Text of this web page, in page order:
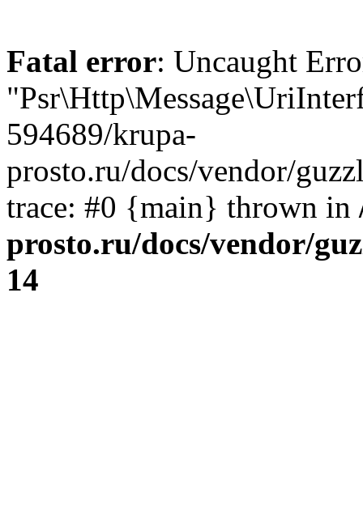
Fatal error: Uncaught
594689/krupa-
prosto.ru/docs/vendor/
trace: #0 {main} thrown in
prosto.ru/docs/vendor/
14